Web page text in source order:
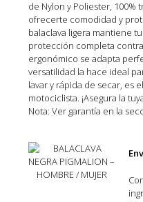
de Nylon y Poliester, 100%
ofrecerte comodidad y
balaclava ligera mantiene
protección completa
ergonómico se adapta
versatilidad la hace ideal
lavar y rápida de secar, es
motociclista. ¡Asegura la
Nota: Ver garantía en la